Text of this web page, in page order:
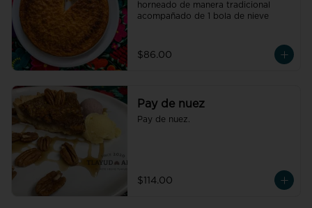
horneado de manera tradicional
acompañado de 1 bola de nieve
$86.00
Pay de nuez
Pay de nuez.
$114.00